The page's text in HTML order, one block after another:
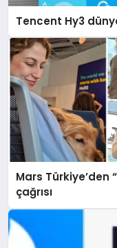
Tencent Hy3
Mars Türkiye’den
çağrısı